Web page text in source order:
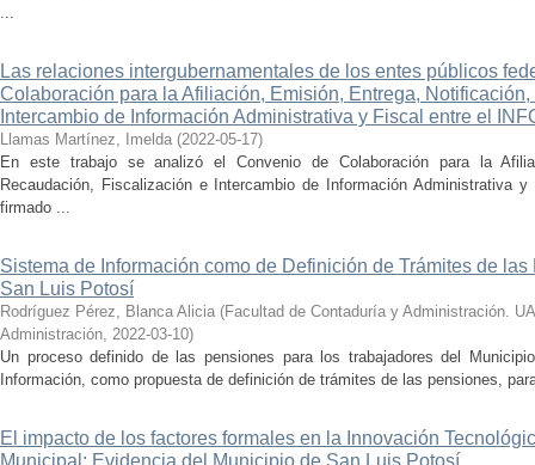
...
Las relaciones intergubernamentales de los entes públicos
Colaboración para la Afiliación, Emisión, Entrega,
Intercambio de Información Administrativa y Fiscal entre el
Llamas Martínez, Imelda (2022-05-17)
En este trabajo se analizó el Convenio de Colaboración para la
Recaudación, Fiscalización e Intercambio de Información Administrativa
firmado ...
Sistema de Información como de Definición de Trámites de
San Luis Potosí
Rodríguez Pérez, Blanca Alicia (Facultad de Contaduría y Administración.
Administración, 2022-03-10)
Un proceso definido de las pensiones para los trabajadores del
Información, como propuesta de definición de trámites de las pensiones,
El impacto de los factores formales en la Innovación
Municipal: Evidencia del Municipio de San Luis Potosí